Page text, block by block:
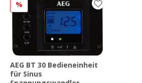
%
AEG BT 30 Bedieneinheit
für Sinus